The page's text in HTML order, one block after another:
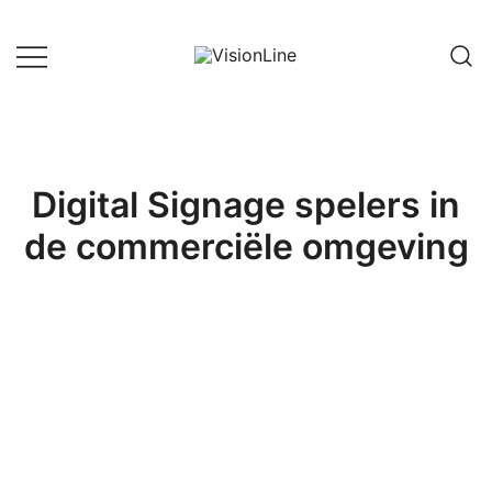
naar
de
Digital Signage spelers in
de commerciële omgeving